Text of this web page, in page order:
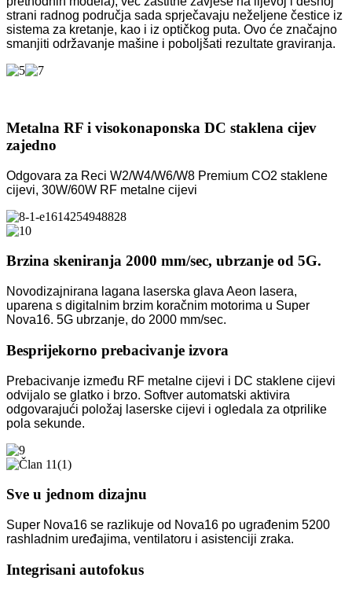
strani radnog područja sada sprječavaju neželjene čestice iz
sistema za kretanje, kao i iz optičkog puta. Ovo će značajno
smanjiti održavanje mašine i poboljšati rezultate graviranja.
Metalna RF i visokonaponska DC staklena cijev
zajedno
Odgovara za Reci W2/W4/W6/W8 Premium CO2 staklene
cijevi, 30W/60W RF metalne cijevi
Brzina skeniranja 2000 mm/sec, ubrzanje od 5G.
Novodizajnirana lagana laserska glava Aeon lasera,
uparena s digitalnim brzim koračnim motorima u Super
Nova16. 5G ubrzanje, do 2000 mm/sec.
Besprijekorno prebacivanje izvora
Prebacivanje između RF metalne cijevi i DC staklene cijevi
odvijalo se glatko i brzo. Softver automatski aktivira
odgovarajući položaj laserske cijevi i ogledala za otprilike
pola sekunde.
Sve u jednom dizajnu
Super Nova16 se razlikuje od Nova16 po ugrađenim 5200
rashladnim uređajima, ventilatoru i asistenciji zraka.
Integrisani autofokus